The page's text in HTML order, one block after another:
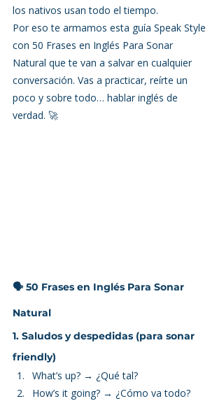
los nativos usan todo el tiempo.
Por eso te armamos esta guía Speak Style
con 50 Frases en Inglés Para Sonar
Natural que te van a salvar en cualquier
conversación. Vas a practicar, reírte un
poco y sobre todo… hablar inglés de
verdad. 🚀
🗣️ 50 Frases en Inglés Para Sonar
Natural
1. Saludos y despedidas (para sonar
friendly)
What’s up? → ¿Qué tal?
How’s it going? → ¿Cómo va todo?